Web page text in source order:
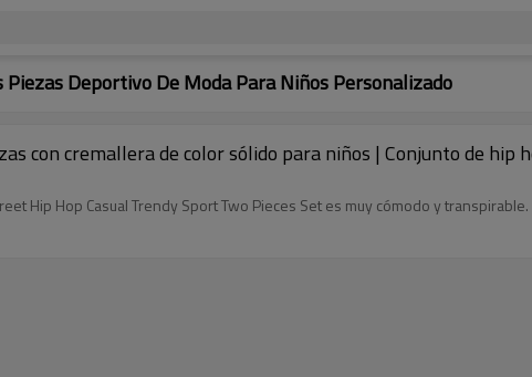
Piezas Deportivo De Moda Para Niños Personalizado
con cremallera de color sólido para niños | Conjunto de
Hip Hop Casual Trendy Sport Two Pieces Set es muy cómodo y transpirable.